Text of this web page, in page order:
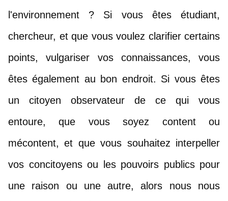
l'environnement ? Si vous êtes étudiant,
chercheur, et que vous voulez clarifier certains
points, vulgariser vos connaissances, vous
êtes également au bon endroit. Si vous êtes
un citoyen observateur de ce qui vous
entoure, que vous soyez content ou
mécontent, et que vous souhaitez interpeller
vos concitoyens ou les pouvoirs publics pour
une raison ou une autre, alors nous nous